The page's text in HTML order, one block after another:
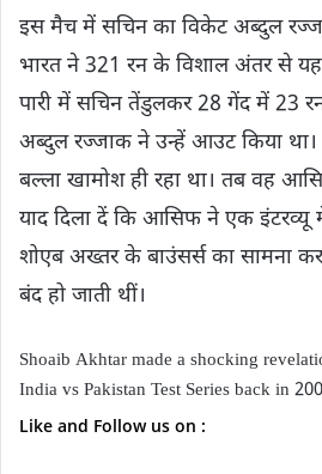
इस मैच में सचिन का विकेट अब्दुल
भारत ने 321 रन के विशाल अंतर से यह
पारी में सचिन तेंडुलकर 28 गेंद में 23
अब्दुल रज्जाक ने उन्हें आउट किया था।
बल्ला खामोश ही रहा था। तब वह
याद दिला दें कि आसिफ ने एक इंटरव्यू
शोएब अख्तर के बाउंसर्स का सामना
बंद हो जाती थीं।
Shoaib Akhtar made a shocking
India vs Pakistan Test Series back in
Like and Follow us on :